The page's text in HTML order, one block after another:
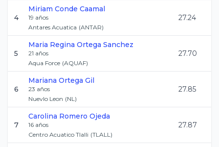
4
Miriam Conde Caamal
19 años
Antares Acuatica (ANTAR)
27.24
5
Maria Regina Ortega Sanchez
21 años
Aqua Force (AQUAF)
27.70
6
Mariana Ortega Gil
23 años
Nuevlo Leon (NL)
27.85
7
Carolina Romero Ojeda
16 años
Centro Acuatico Tlalli (TLALL)
27.87